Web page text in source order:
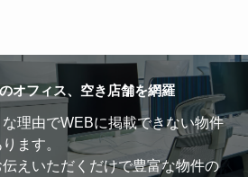
オフィス、空き店舗を網羅
な理由でWEBに掲載できない物件
ます。
えいただくだけで豊富な物件の